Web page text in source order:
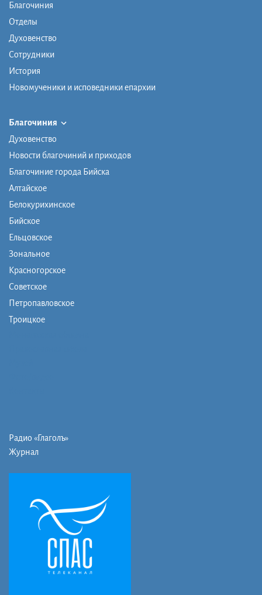
Благочиния
Отделы
Духовенство
Сотрудники
История
Новомученики и исповедники епархии
Благочиния
Духовенство
Новости благочиний и приходов
Благочиние города Бийска
Алтайское
Белокурихинское
Бийское
Ельцовское
Зональное
Красногорское
Советское
Петропавловское
Троицкое
Радио «Глаголъ»
Журнал